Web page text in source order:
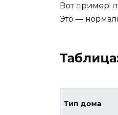
Вот пример:
Это —
Тип дома